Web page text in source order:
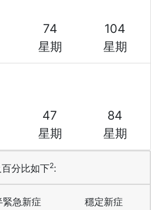
74
104
星期 星期
47
84
星期 星期
分比如下2:
緊急新症 穩定新症